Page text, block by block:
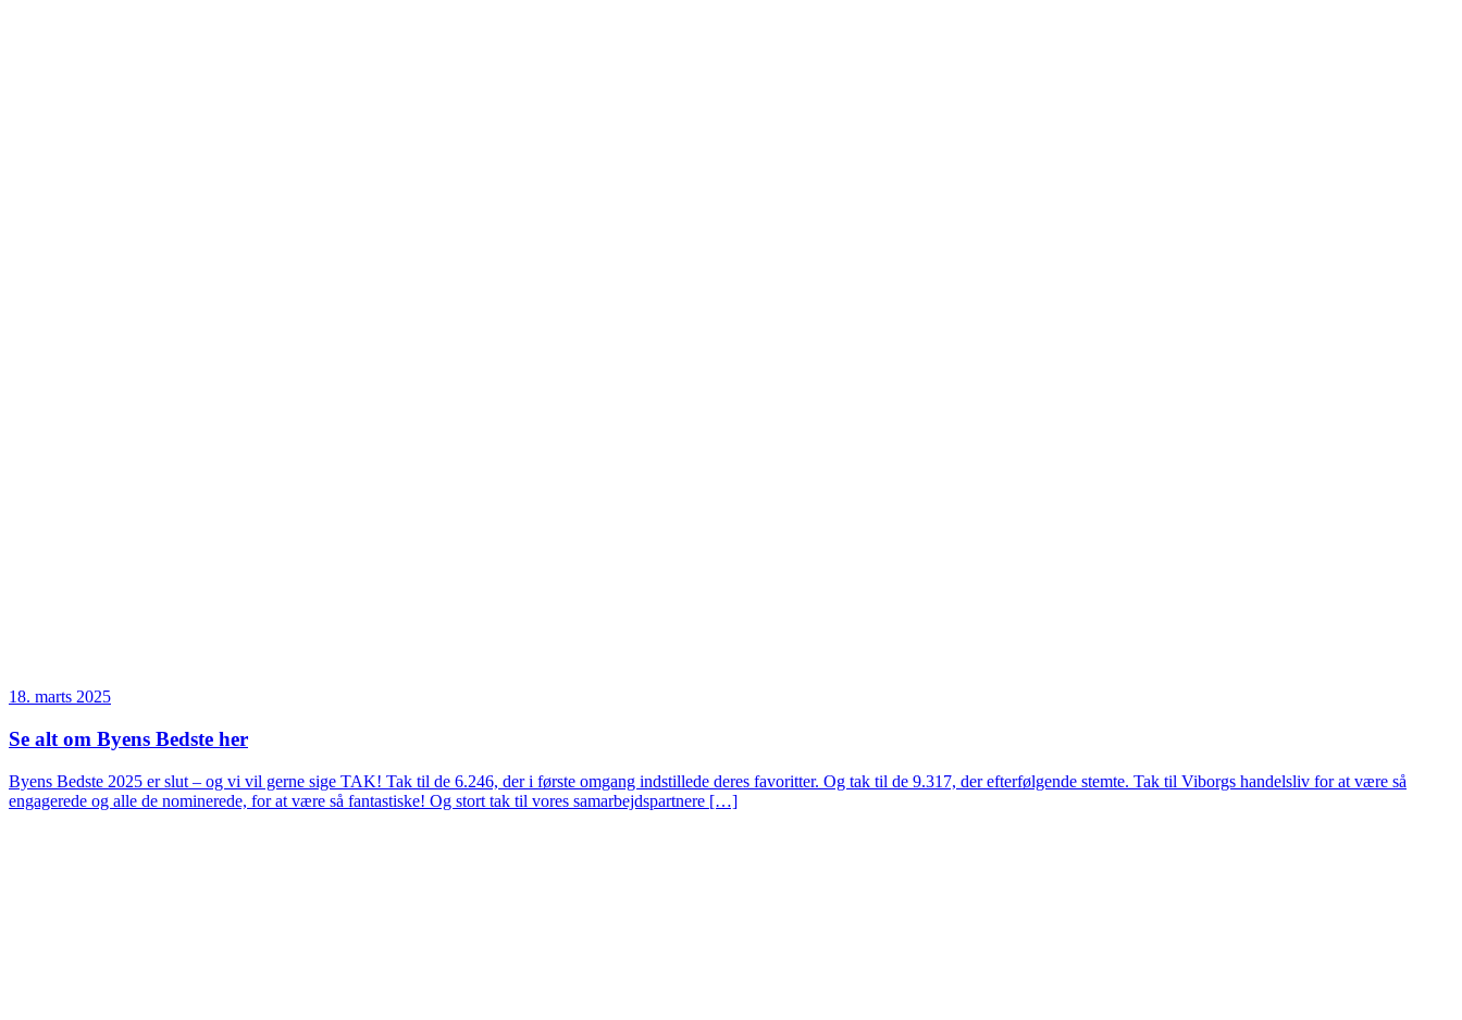
18. marts 2025
Se alt om Byens Bedste her
Byens Bedste 2025 er slut – og vi vil gerne sige TAK! Tak til de 6.246, der i første omgang indstillede deres favoritter. Og tak til de 9.317, der efterfølgende stemte. Tak til Viborgs handelsliv for at være så
engagerede og alle de nominerede, for at være så fantastiske! Og stort tak til vores samarbejdspartnere […]